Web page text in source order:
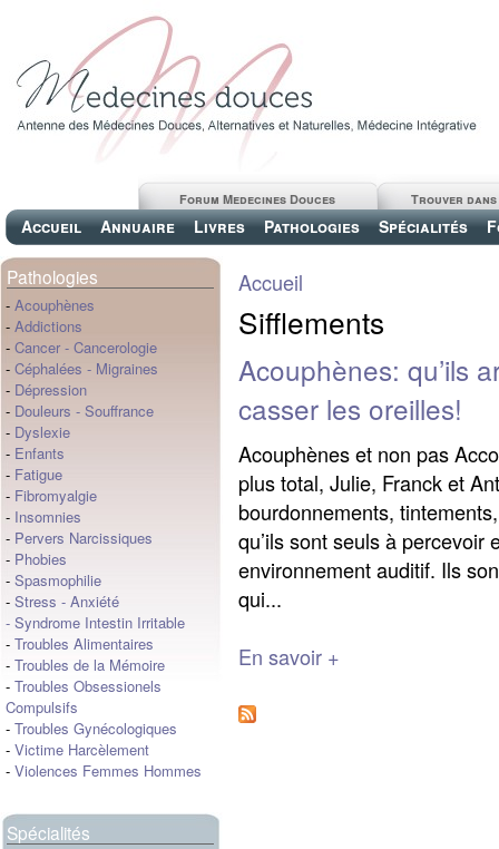
Accueil Annuaire Livres Pathologies Spécialités
Trouver
Forum Medecines Douces
Pathologies
- Acouphènes
- Addictions
- Cancer - Cancerologie
- Céphalées - Migraines
- Dépression
- Douleurs - Souffrance
- Dyslexie
- Enfants
- Fatigue
- Fibromyalgie
- Insomnies
- Pervers Narcissiques
- Phobies
- Spasmophilie
- Stress - Anxiété
- Syndrome Intestin Irritable
- Troubles Alimentaires
- Troubles de la Mémoire
- Troubles Obsessionels
Compulsifs
- Troubles Gynécologiques
- Victime Harcèlement
- Violences Femmes Hommes
Spécialités
Accueil
Sifflements
Acouphènes: qu’ils
casser les oreilles!
Acouphènes et non pas
plus total, Julie, Franck et
bourdonnements,
qu’ils sont seuls à
environnement auditif. Ils
qui...
En savoir +